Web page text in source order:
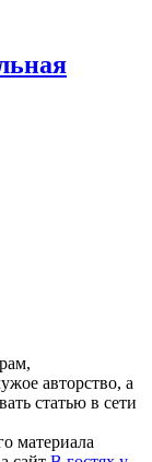
авторство, а
статью в сети
материала